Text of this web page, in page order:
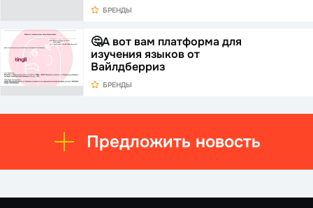
БРЕНДЫ
🤔А вот вам платформа для
изучения языков от
Вайлдберриз
БРЕНДЫ
Предложить новость